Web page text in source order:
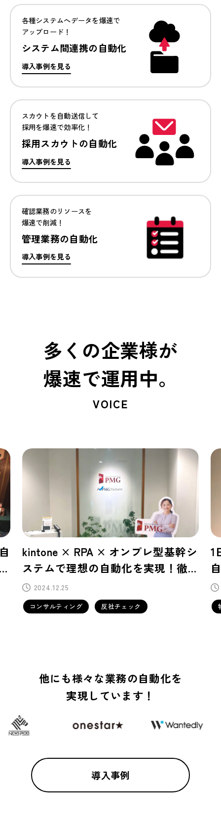
各種システムへデータを爆速で
アップロード！
システム間連携の自動化
導入事例を見る
スカウトを自動送信して
採用を爆速で効率化！
採用スカウトの自動化
導入事例を見る
確認業務のリソースを
爆速で削減！
管理業務の自動化
導入事例を見る
多くの企業様が
爆速で運用中。
VOICE
1日100件の予約データ処理を丸ごと
自動化！Salesforceとの親和性の高
さが導入の鍵に
2024.12.18
物品賃貸事業 データ連携
他にも様々な業務の自動化を
実現しています！
導入事例